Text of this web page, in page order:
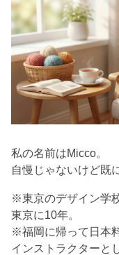
私の名前はMicco。
自慢じゃないけど既
※東京のデザイン学
東京に10年。
※福岡に帰って日本
インストラクターと